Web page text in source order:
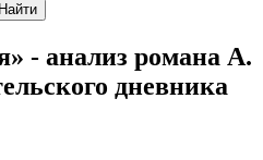
Найти
- анализ романа А.
дневника